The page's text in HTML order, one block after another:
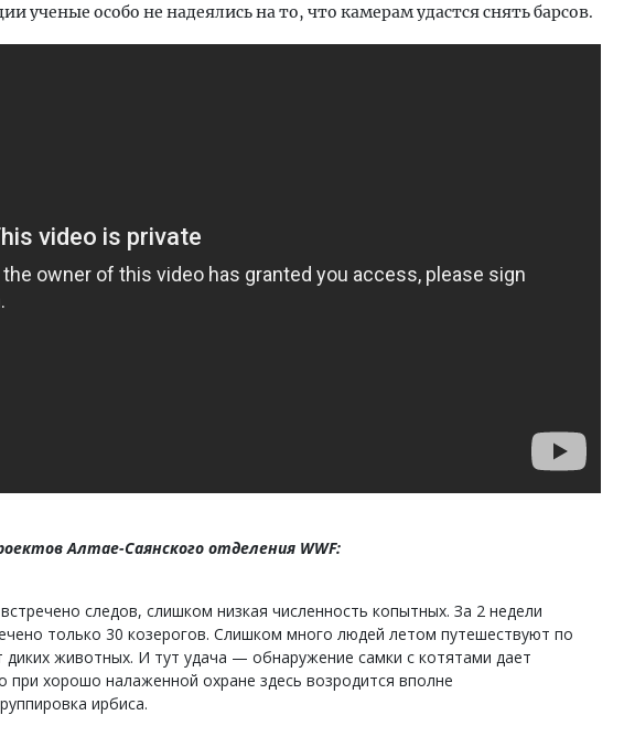
ученые особо не надеялись на то, что камерам удастся снять барсов.
Алтае-Саянского отделения WWF:
следов, слишком низкая численность копытных. За 2 недели
только 30 козерогов. Слишком много людей летом путешествуют по
диких животных. И тут удача — обнаружение самки с котятами дает
при хорошо налаженной охране здесь возродится вполне
ирбиса.